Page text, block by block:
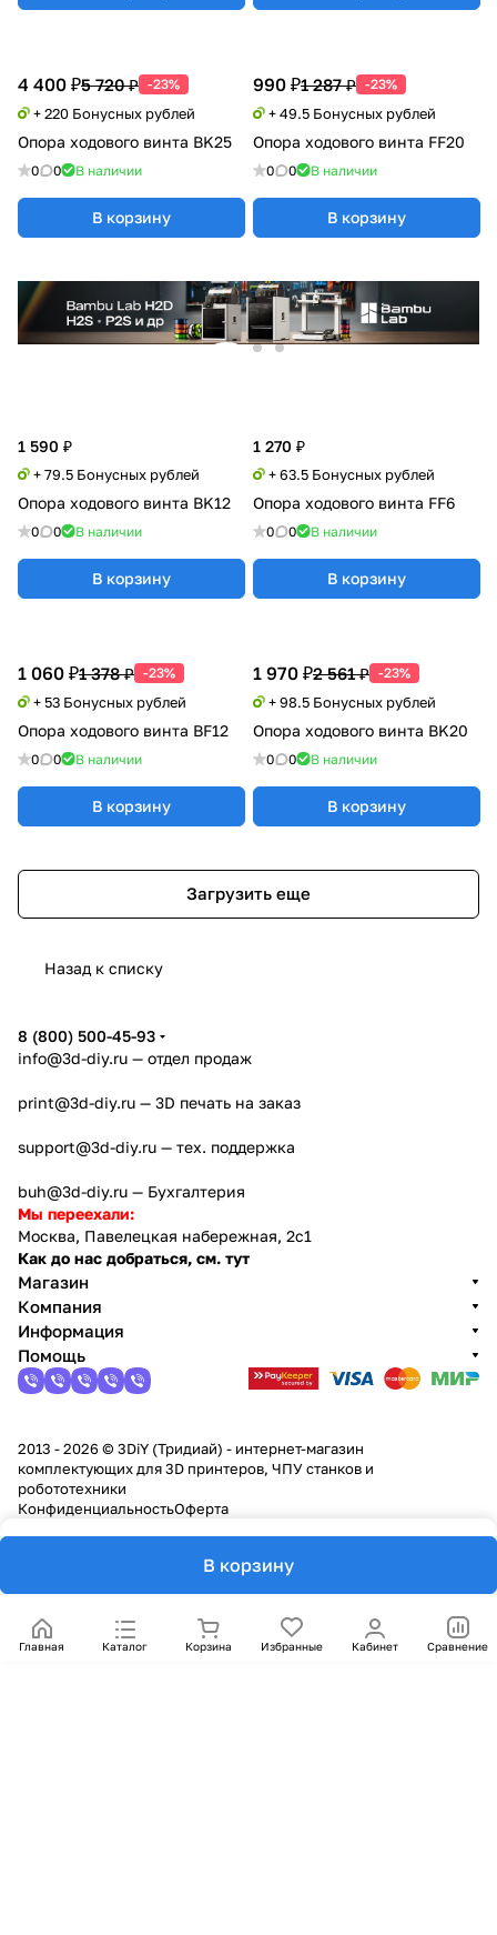
4 400 ₽5 720 ₽ -23%
+ 220 Бонусных рублей
Опора ходового винта BK25
0 0 В наличии
В корзину
990 ₽1 287 ₽ -23%
+ 49.5 Бонусных рублей
Опора ходового винта FF20
0 0 В наличии
В корзину
1 590 ₽
+ 79.5 Бонусных рублей
Опора ходового винта BK12
0 0 В наличии
В корзину
1 270 ₽
+ 63.5 Бонусных рублей
Опора ходового винта FF6
0 0 В наличии
В корзину
1 060 ₽1 378 ₽ -23%
+ 53 Бонусных рублей
Опора ходового винта BF12
0 0 В наличии
В корзину
1 970 ₽2 561 ₽ -23%
+ 98.5 Бонусных рублей
Опора ходового винта BK20
0 0 В наличии
В корзину
Загрузить еще
Назад к списку
В корзину
Главная Каталог Корзина Избранные Кабинет Сравнение
8 (800) 500-45-93
info@3d-diy.ru — отдел продаж
print@3d-diy.ru — 3D печать на заказ
support@3d-diy.ru — тех. поддержка
buh@3d-diy.ru — Бухгалтерия
Мы переехали:
Москва, Павелецкая набережная, 2с1
Как до нас добраться, см. тут
Магазин
Компания
Информация
Помощь
2013 - 2026 © 3DiY (Тридиай) - интернет-магазин
комплектующих для 3D принтеров, ЧПУ станков и
робототехники
КонфиденциальностьОферта